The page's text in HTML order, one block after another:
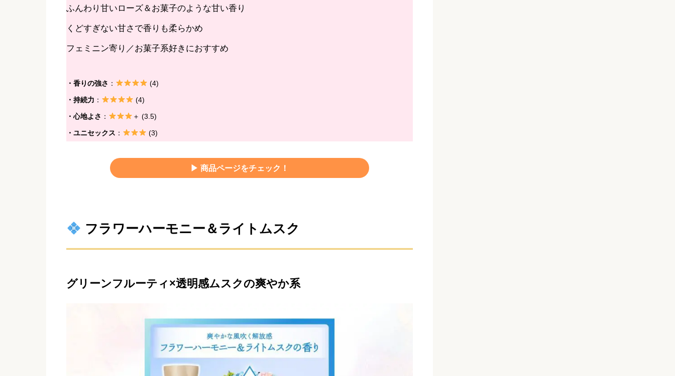
ふんわり甘いローズ＆お菓子のような甘い香り
くどすぎない甘さで香りも柔らかめ
フェミニン寄り／お菓子系好きにおすすめ
・香りの強さ ： (4)
・持続力 ： (4)
・心地よさ ： ＋ (3.5)
・ユニセックス ： (3)
▶︎ 商品ページをチェック！
フラワーハーモニー＆ライトムスク
グリーンフルーティ×透明感ムスクの爽やか系